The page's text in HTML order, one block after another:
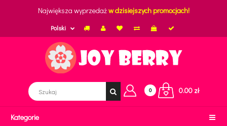
Największa wyprzedażw dzisiejszych promocjach!
Polski
0 0.00 zł
Kategorie